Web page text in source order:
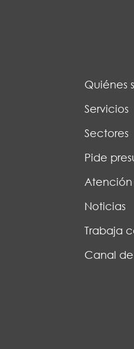
Quiénes
Servicios
Sectores
Pide
Noticias
Trabaja
Canal